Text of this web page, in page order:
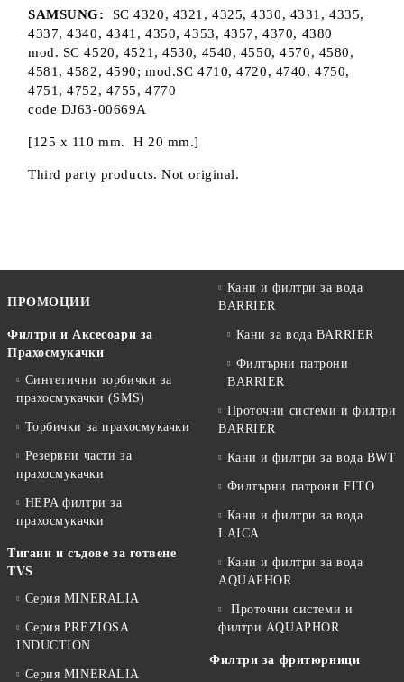
SAMSUNG: SC 4320, 4321, 4325, 4330, 4331, 4335,
4337, 4340, 4341, 4350, 4353, 4357, 4370, 4380
mod. SC 4520, 4521, 4530, 4540, 4550, 4570, 4580,
4581, 4582, 4590; mod.SC 4710, 4720, 4740, 4750,
4751, 4752, 4755, 4770
code DJ63-00669A
[125 x 110 mm. H 20 mm.]
Third party products. Not original.
ПРОМОЦИИ
Филтри и Аксесоари за
Прахосмукачки
Синтетични торбички за
прахосмукачки (SMS)
Торбички за прахосмукачки
Резервни части за
прахосмукачки
HEPA филтри за
прахосмукачки
Тигани и съдове за готвене
TVS
Серия MINERALIA
Серия PREZIOSA
INDUCTION
Серия MINERALIA
Кани и филтри за вода
BARRIER
Кани за вода BARRIER
Филтърни патрони
BARRIER
Проточни системи и филтри
BARRIER
Кани и филтри за вода BWT
Филтърни патрони FITO
Кани и филтри за вода
LAICA
Кани и филтри за вода
AQUAPHOR
Проточни системи и
филтри AQUAPHOR
Филтри за фритюрници